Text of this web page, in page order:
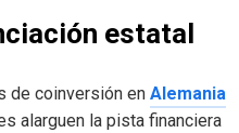
estatal
de coinversión en Alemania
alarguen la pista financiera